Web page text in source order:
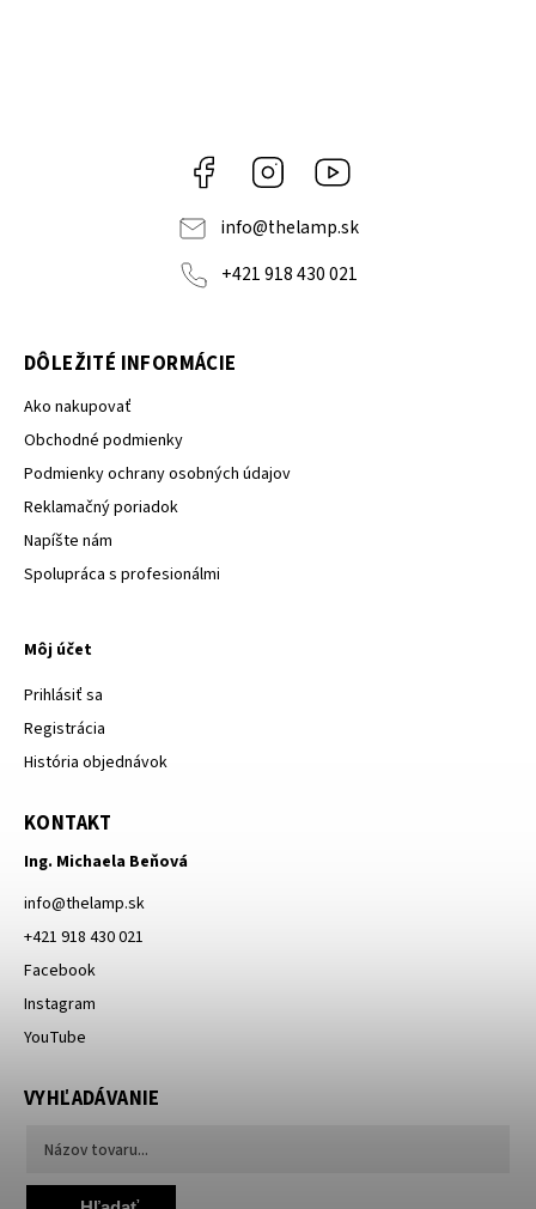
Facebook Instagram
info@thelamp.sk
+421 918 430 021
DÔLEŽITÉ INFORMÁCIE
Ako nakupovať
Obchodné podmienky
Podmienky ochrany osobných údajov
Reklamačný poriadok
Napíšte nám
Spolupráca s profesionálmi
Môj účet
Prihlásiť sa
Registrácia
História objednávok
KONTAKT
Ing. Michaela Beňová
info@thelamp.sk
+421 918 430 021
Facebook
Instagram
YouTube
VYHĽADÁVANIE